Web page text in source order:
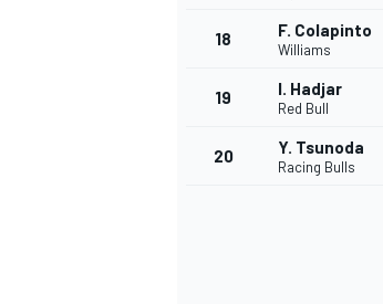
18 F. Colapinto
Williams
19 I. Hadjar
Red Bull
20 Y. Tsunoda
Racing Bulls